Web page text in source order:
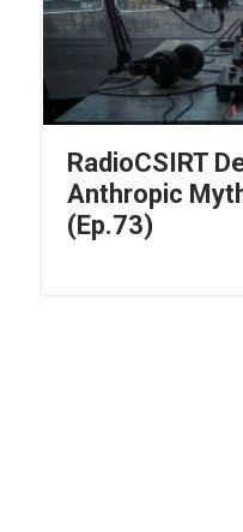
RadioCSIRT
Anthropic
(Ep.73)